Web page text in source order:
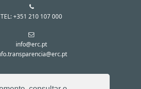
TEL: +351 210 107 000
info@erc.pt